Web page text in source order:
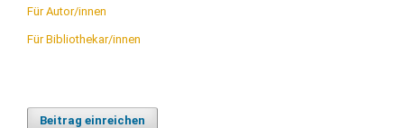
Für Autor/innen
Für Bibliothekar/innen
Beitrag einreichen